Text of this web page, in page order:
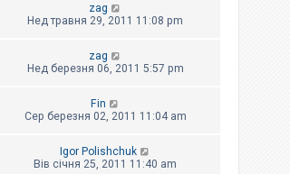
zag
Нед травня 29, 2011 11:08 pm
zag
Нед березня 06, 2011 5:57 pm
Fin
Сер березня 02, 2011 11:04 am
Igor Polishchuk
Вів січня 25, 2011 11:40 am